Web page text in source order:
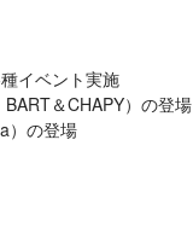
イベント実施
＆CHAPY）の登場
）の登場